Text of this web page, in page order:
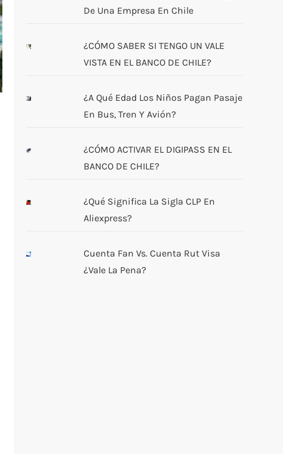
De Una Empresa En Chile
¿CÓMO SABER SI TENGO UN VALE
VISTA EN EL BANCO DE CHILE?
¿A Qué Edad Los Niños Pagan Pasaje
En Bus, Tren Y Avión?
¿CÓMO ACTIVAR EL DIGIPASS EN EL
BANCO DE CHILE?
¿Qué Significa La Sigla CLP En
Aliexpress?
Cuenta Fan Vs. Cuenta Rut Visa
¿Vale La Pena?